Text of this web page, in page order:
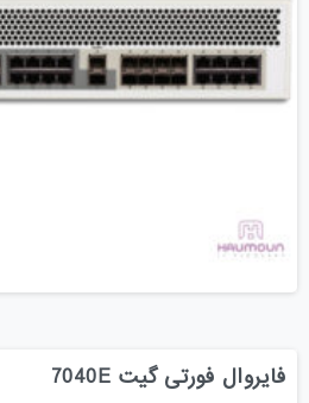
فایروال فورتی گیت 7040E